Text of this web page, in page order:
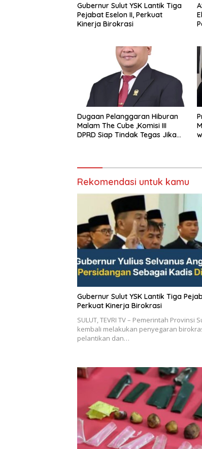
Gubernur Sulut YSK Lantik Tiga
Pejabat Eselon II, Perkuat
Kinerja Birokrasi
Dugaan Pelanggaran Hiburan
Malam The Cube ,Komisi III
DPRD Siap Tindak Tegas Jika
Rekomendasi untuk kamu
Gubernur Sulut YSK Lantik Tiga Pejabat Eselon II,
Perkuat Kinerja Birokrasi
SULUT, TEVRI TV – Pemerintah Provinsi
kembali melakukan penyegaran
pelantikan dan…